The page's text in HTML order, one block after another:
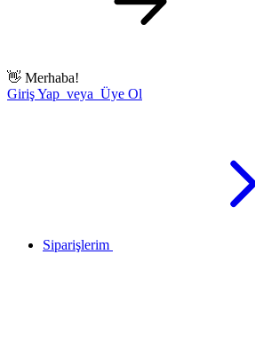
👋 Merhaba!
Giriş Yap veya Üye Ol
Siparişlerim